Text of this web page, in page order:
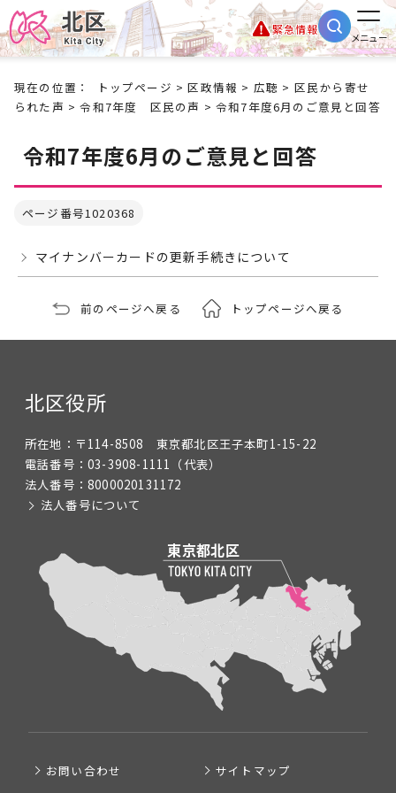
緊急情報
メニュー
現在の位置： トップページ >区政情報 > 広聴 > 区民から寄せ
られた声 >令和7年度 区民の声 > 令和7年度6月のご意見と回答
令和7年度6月のご意見と回答
ページ番号1020368
マイナンバーカードの更新手続きについて
前のページへ戻る トップページへ戻る
北区役所
所在地： 〒114-8508 東京都北区王子本町1-15-22
電話番号： 03-3908-1111 （代表）
法人番号： 8000020131172
法人番号について
お問い合わせ
サイトマップ